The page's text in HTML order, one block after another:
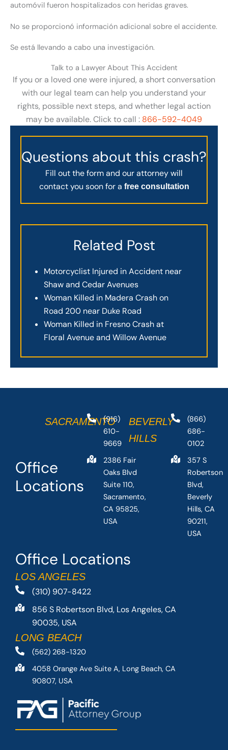
automóvil fueron hospitalizados con heridas graves.
No se proporcionó información adicional sobre el accidente.
Se está llevando a cabo una investigación.
Talk to a Lawyer About This Accident
If you or a loved one were injured, a short conversation
with our legal team can help you understand your
rights, possible next steps, and whether legal action
may be available. Click to call : 866-592-4049
Questions about this crash?
Fill out the form and our attorney will
contact you soon for a free consultation
Related Post
Motorcyclist Injured in Accident near
Shaw and Cedar Avenues
Woman Killed in Madera Crash on
Road 200 near Duke Road
Woman Killed in Fresno Crash at
Floral Avenue and Willow Avenue
Office Locations
LOS ANGELES
(310) 907-8422
856 S Robertson Blvd, Los Angeles, CA
90035, USA
LONG BEACH
(562) 268-1320
4058 Orange Ave Suite A, Long Beach, CA
90807, USA
Office
Locations
SACRAMENTO
(916)
610-
9669
2386 Fair
Oaks Blvd
Suite 110,
Sacramento,
CA 95825,
USA
BEVERLY
HILLS
(866)
686-
0102
357 S
Robertson
Blvd,
Beverly
Hills, CA
90211,
USA